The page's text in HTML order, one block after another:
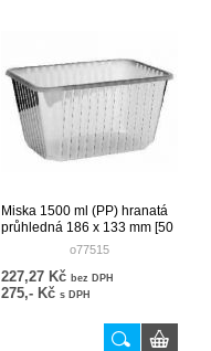
Miska 1500 ml (PP) hranatá
průhledná 186 x 133 mm [50
o77515
227,27 Kč bez DPH
275,- Kč s DPH